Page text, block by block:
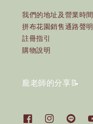
我們的地址及營業時間
拼布花園銷售通路聲明
註冊指引
購物說明
龐老師的分享📝